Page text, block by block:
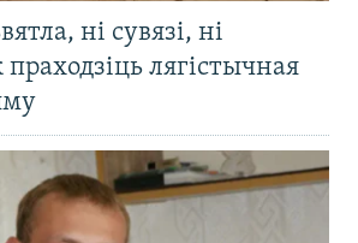
ні сувязі, ні
лягістычная